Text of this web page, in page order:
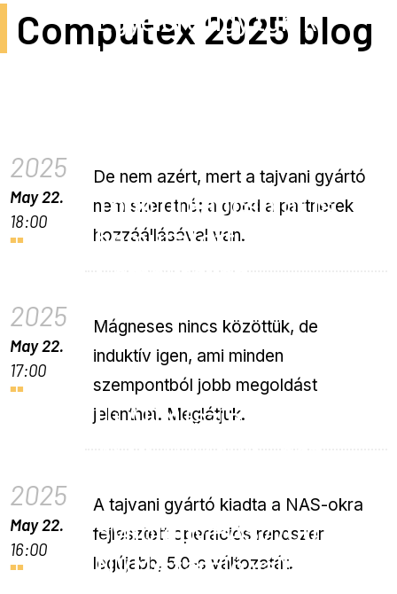
Computex 2025 blog
2025
May 22.
18:00
Egyelőre úgy tűnik,
hogy a MediaTek és a
De nem azért, mert a tajvani gyártó
nem szeretné; a gond a partnerek
hozzáállásával van.
2025
May 22.
17:00
Több új kapcsolót is
bemutatott a Cherry a
Mágneses nincs közöttük, de
induktív igen, ami minden
szempontból jobb megoldást
jelenthet. Meglátjuk.
2025
May 22.
16:00
Új ADM (szinte) minden
A tajvani gyártó kiadta a NAS-okra
fejlesztett operációs rendszer
legújabb, 5.0-s változatát.
Synology PAS7700 –
NVMe tároló vállalati